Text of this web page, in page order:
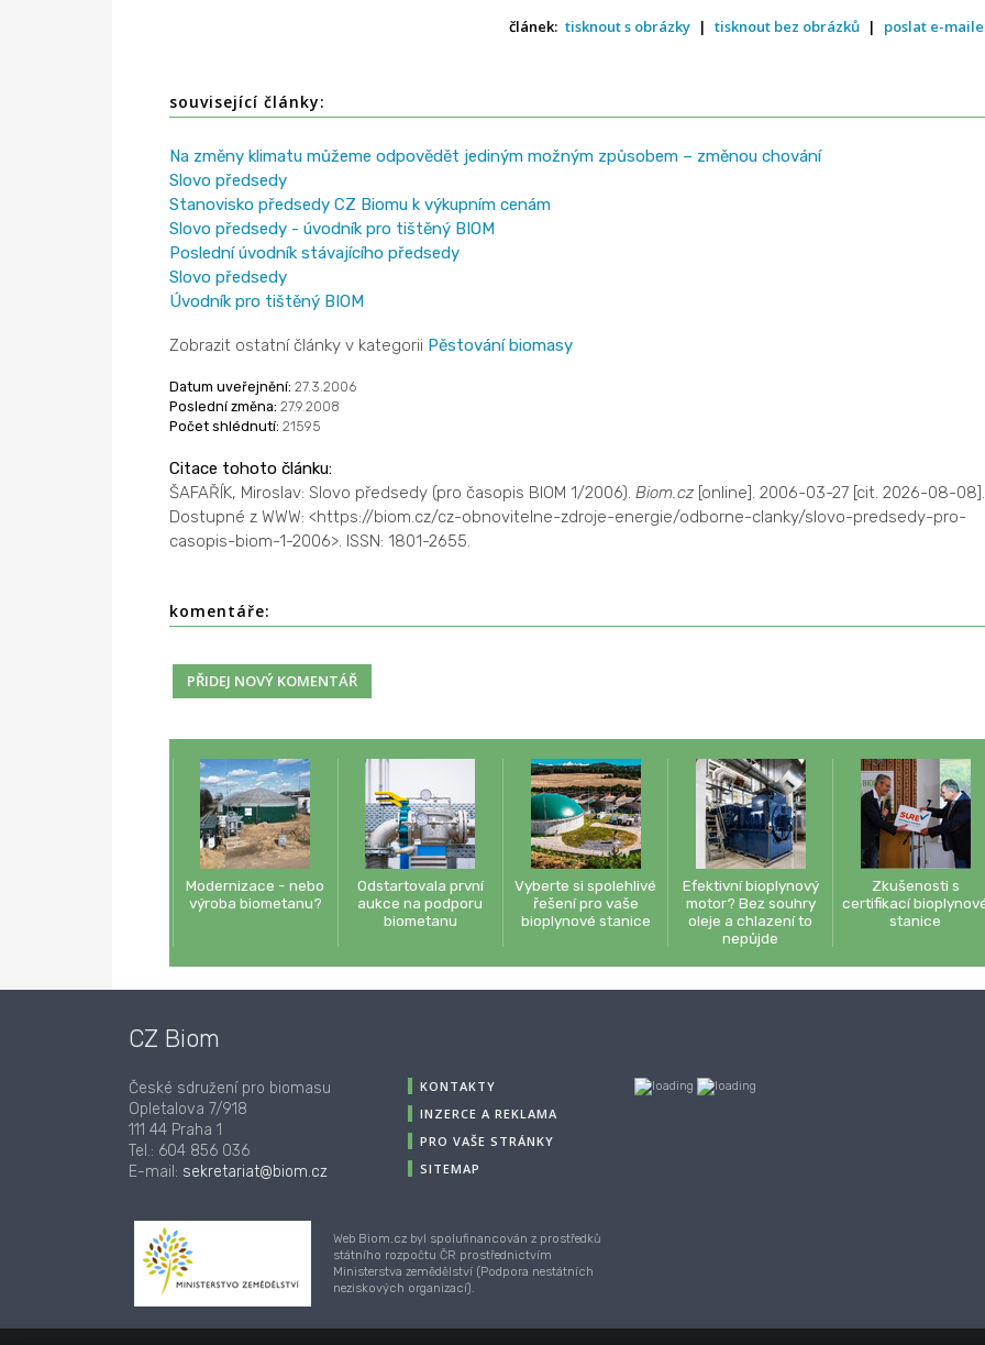
článek: tisknout s obrázky | tisknout bez obrázků | poslat e-
související články:
Na změny klimatu můžeme odpovědět jediným možným způsobem – změnou chování
Slovo předsedy
Stanovisko předsedy CZ Biomu k výkupním cenám
Slovo předsedy - úvodník pro tištěný BIOM
Poslední úvodník stávajícího předsedy
Slovo předsedy
Úvodník pro tištěný BIOM
Zobrazit ostatní články v kategorii Pěstování biomasy
Datum uveřejnění: 27.3.2006
Poslední změna: 27.9.2008
Počet shlédnutí: 21595
Citace tohoto článku:
ŠAFAŘÍK, Miroslav: Slovo předsedy (pro časopis BIOM 1/2006). Biom.cz[online]. 2006-03-27 [cit. 2026-08-08].
Dostupné z WWW: <https://biom.cz/cz-obnovitelne-zdroje-energie/odborne-clanky/slovo-predsedy-pro-
casopis-biom-1-2006>. ISSN: 1801-2655.
komentáře:
Modernizace - nebo
výroba biometanu?
Odstartovala první
aukce na podporu
biometanu
Vyberte si spolehlivé
řešení pro vaše
bioplynové stanice
Efektivní bioplynový
motor? Bez souhry
oleje a chlazení to
nepůjde
Zkušenosti s
certifikací
stanice
CZ Biom
České sdružení pro biomasu
Opletalova 7/918
111 44 Praha 1
Tel.: 604 856 036
E-mail: sekretariat@biom.cz
KONTAKTY
INZERCE A REKLAMA
PRO VAŠE STRÁNKY
SITEMAP
Web Biom.cz byl spolufinancován z prostředků
státního rozpočtu ČR prostřednictvím
Ministerstva zemědělství (Podpora nestátních
neziskových organizací).